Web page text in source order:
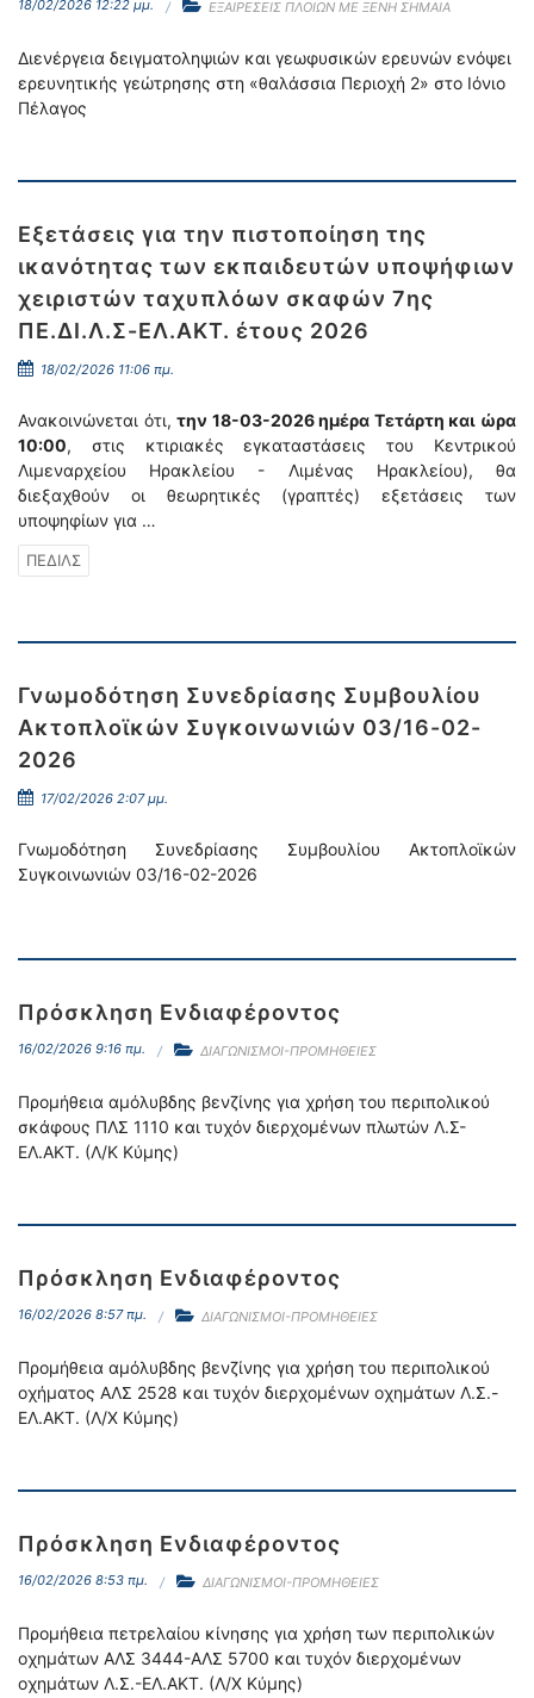
18/02/2026 12:22 μμ. ΕΞΑΙΡΕΣΕΙΣ ΠΛΟΙΩΝ ΜΕ ΞΕΝΗ ΣΗΜΑΙΑ
Διενέργεια δειγματοληψιών και γεωφυσικών ερευνών ενόψει
ερευνητικής γεώτρησης στη «θαλάσσια Περιοχή 2» στο Ιόνιο
Πέλαγος
Εξετάσεις για την πιστοποίηση της
ικανότητας των εκπαιδευτών υποψήφιων
χειριστών ταχυπλόων σκαφών 7ης
ΠΕ.ΔΙ.Λ.Σ-ΕΛ.ΑΚΤ. έτους 2026
18/02/2026 11:06 πμ.
Ανακοινώνεται ότι,την 18-03-2026 ημέρα Τετάρτη και ώρα
10:00, στις κτιριακές εγκαταστάσεις του Κεντρικού
Λιμεναρχείου Ηρακλείου - Λιμένας Ηρακλείου), θα
διεξαχθούν οι θεωρητικές (γραπτές) εξετάσεις των
υποψηφίων για …
ΠΕΔΙΛΣ
Γνωμοδότηση Συνεδρίασης Συμβουλίου
Ακτοπλοϊκών Συγκοινωνιών 03/16-02-
2026
17/02/2026 2:07 μμ.
Γνωμοδότηση Συνεδρίασης Συμβουλίου Ακτοπλοϊκών
Συγκοινωνιών 03/16-02-2026
Πρόσκληση Ενδιαφέροντος
16/02/2026 9:16 πμ. ΔΙΑΓΩΝΙΣΜΟΙ-ΠΡΟΜΗΘΕΙΕΣ
Προμήθεια αμόλυβδης βενζίνης για χρήση του περιπολικού
σκάφους ΠΛΣ 1110 και τυχόν διερχομένων πλωτών Λ.Σ-
ΕΛ.ΑΚΤ. (Λ/Κ Κύμης)
Πρόσκληση Ενδιαφέροντος
16/02/2026 8:57 πμ. ΔΙΑΓΩΝΙΣΜΟΙ-ΠΡΟΜΗΘΕΙΕΣ
Προμήθεια αμόλυβδης βενζίνης για χρήση του περιπολικού
οχήματος ΑΛΣ 2528 και τυχόν διερχομένων οχημάτων Λ.Σ.-
ΕΛ.ΑΚΤ. (Λ/Χ Κύμης)
Πρόσκληση Ενδιαφέροντος
16/02/2026 8:53 πμ. ΔΙΑΓΩΝΙΣΜΟΙ-ΠΡΟΜΗΘΕΙΕΣ
Προμήθεια πετρελαίου κίνησης για χρήση των περιπολικών
οχημάτων ΑΛΣ 3444-ΑΛΣ 5700 και τυχόν διερχομένων
οχημάτων Λ.Σ.-ΕΛ.ΑΚΤ. (Λ/Χ Κύμης)